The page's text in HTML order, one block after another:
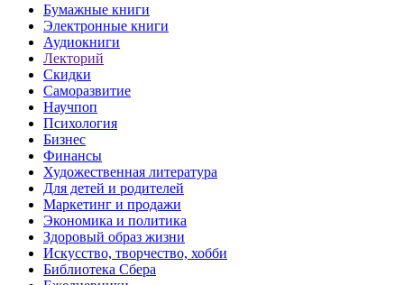
Бумажные книги
Электронные книги
Аудиокниги
Лекторий
Скидки
Саморазвитие
Научпоп
Психология
Бизнес
Финансы
Художественная литература
Для детей и родителей
Маркетинг и продажи
Экономика и политика
Здоровый образ жизни
Искусство, творчество, хобби
Библиотека Сбера